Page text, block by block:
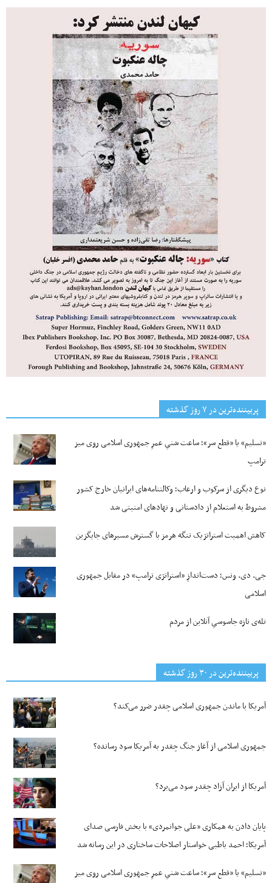
پربیننده‌ترین‌ در ۷ روز گذشته
«تسلیم» یا «قطع سر»؛ ساعت شنیِ عمرِ جمهوری اسلامی روی میز
ترامپ
نوع دیگری از سرکوب و ارعاب؛ وکالتنامه‌های ایرانیان خارج کشور
مشروط به استعلام از دادستانی و نهادهای امنیتی شد
کاهش اهمیت استراتژیک تنگه‌ هرمز با گسترش مسیرهای جایگزین
جی‌. دی. ونس؛ دست‌اندازِ «استراتژی ترامپ» در مقابل جمهوری
اسلامی
تله‌ی تازه جاسوسیِ آنلاین از مردم
پربیننده‌ترین‌ در ۳۰ روز گذشته
آمریکا با ماندن جمهوری اسلامی چقدر ضرر می‌کند؟
جمهوری اسلامی از آغاز جنگ چقدر به آمریکا سود رسانده؟
آمریکا از ایران آزاد چقدر سود می‌برد؟
پایان دادن به همکاری «علی جوانمردی» با بخش فارسی صدای
آمریکا؛ احمد باطبی خواستار اصلاحات ساختاری در این رسانه شد
«تسلیم» یا «قطع سر»؛ ساعت شنیِ عمرِ جمهوری اسلامی روی میز